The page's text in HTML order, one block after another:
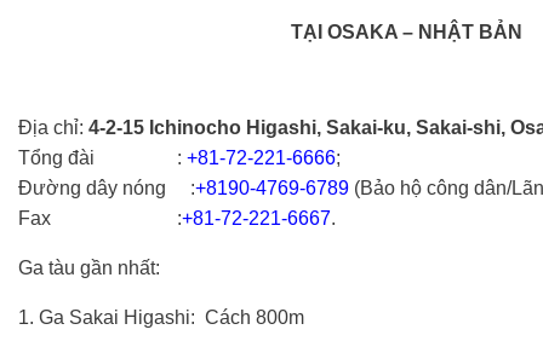
TẠI OSAKA – NHẬT BẢN
Địa chỉ: 4-2-15 Ichinocho Higashi, Sakai-ku, Sakai-shi,
Tổng đài : +81-72-221-6666;
Đường dây nóng :+8190-4769-6789 (Bảo hộ công dân/
Fax :+81-72-221-6667.
Ga tàu gần nhất:
1. Ga Sakai Higashi: Cách 800m